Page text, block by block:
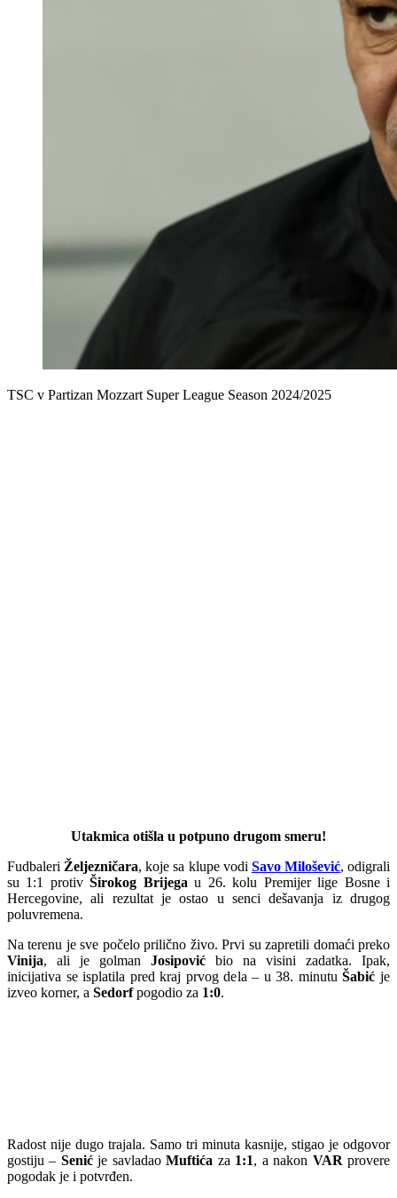
TSC v Partizan Mozzart Super League Season 2024/2025
Utakmica otišla u potpuno drugom smeru!
Fudbaleri Željezničara, koje sa klupe vodi Savo Milošević, odigrali
su 1:1 protivŠirokog Brijega u 26. kolu Premijer lige Bosne i
Hercegovine, ali rezultat je ostao u senci dešavanja iz drugog
poluvremena.
Na terenu je sve počelo prilično živo. Prvi su zapretili domaći preko
Vinija, ali je golman Josipović bio na visini zadatka. Ipak,
inicijativa se isplatila pred kraj prvog dela – u 38. minutuŠabić je
izveo korner, a Sedorfpogodio za 1:0.
Radost nije dugo trajala. Samo tri minuta kasnije, stigao je odgovor
gostiju – Senićje savladaoMuftića za 1:1, a nakon VAR provere
pogodak je i potvrđen.